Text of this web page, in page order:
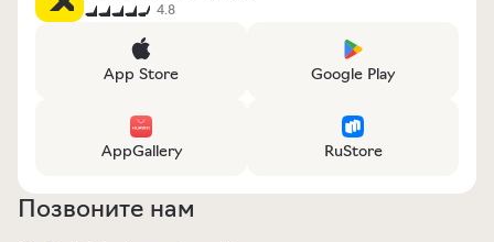
4.8
App Store Google Play
AppGallery RuStore
Позвоните нам